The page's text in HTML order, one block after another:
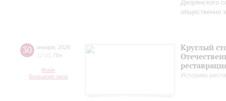
Дворянского
общественно
30 января 2026
12:00 Пт
Фойе
Большого зала
Круглый
Историко-